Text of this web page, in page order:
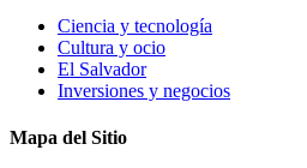
Ciencia y tecnología
Cultura y ocio
El Salvador
Inversiones y negocios
Mapa del Sitio